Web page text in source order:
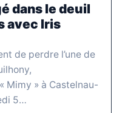
dans le deuil
avec Iris
de perdre l’une de
Mimy » à Castelnau-
5…